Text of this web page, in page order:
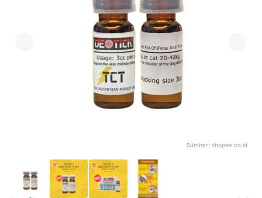
Sumber: shopee.co.id